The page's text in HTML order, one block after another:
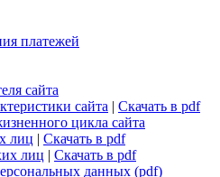
платежей
сайта
сайта | Скачать в pdf
цикла сайта
лиц | Скачать в pdf
лиц | Скачать в pdf
данных (pdf)